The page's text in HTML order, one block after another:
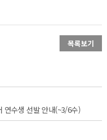
목록보기
연수생 선발 안내(~3/6수)